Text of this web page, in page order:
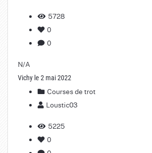
5728
0
0
N/A
Vichy le 2 mai 2022
Courses de trot
Loustic03
5225
0